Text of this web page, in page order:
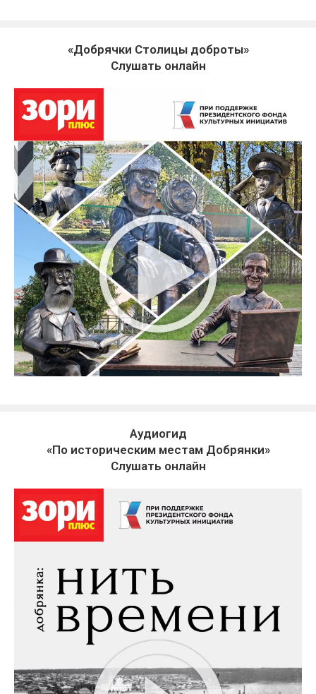
«Добрячки Столицы доброты»
Слушать онлайн
Аудиогид
«По историческим местам Добрянки»
Слушать онлайн